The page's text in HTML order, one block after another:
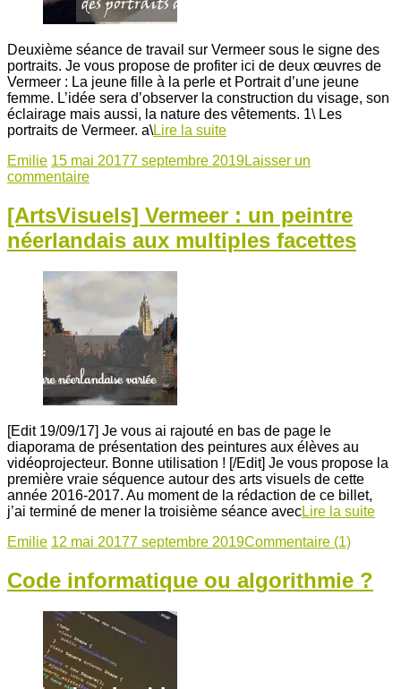
Deuxième séance de travail sur Vermeer sous le signe des
portraits. Je vous propose de profiter ici de deux œuvres de
Vermeer : La jeune fille à la perle et Portrait d’une jeune
femme. L’idée sera d’observer la construction du visage, son
éclairage mais aussi, la nature des vêtements. 1\ Les
portraits de Vermeer. a\Lire la suite
Emilie 15 mai 20177 septembre 2019Laisser un
commentaire
[ArtsVisuels] Vermeer : un peintre
néerlandais aux multiples facettes
[Edit 19/09/17] Je vous ai rajouté en bas de page le
diaporama de présentation des peintures aux élèves au
vidéoprojecteur. Bonne utilisation ! [/Edit] Je vous propose la
première vraie séquence autour des arts visuels de cette
année 2016-2017. Au moment de la rédaction de ce billet,
j’ai terminé de mener la troisième séance avecLire la suite
Emilie 12 mai 20177 septembre 2019Commentaire (1)
Code informatique ou algorithmie ?